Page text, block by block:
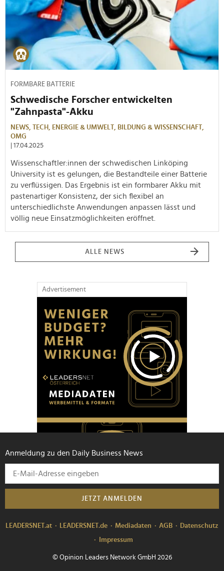
FORMBARE BATTERIE
Schwedische Forscher entwickelten
"Zahnpasta"-Akku
NEWS, TECH, ENERGIE & UMWELT,
BILDUNG & WISSENSCHAFT,
OMG
| 17.04.2025
Wissenschaftler:innen der schwedischen Linköping
University ist es gelungen, die Bestandteile einer Batterie
zu verflüssigen. Das Ergebnis ist ein formbarer Akku mit
pastenartiger Konsistenz, der sich flexibel an
unterschiedlichste Anwendungen anpassen lässt und
völlig neue Einsatzmöglichkeiten eröffnet.
ALLE NEWS
Advertisement
Anmeldung zu den Daily Business News
JETZT ANMELDEN
LEADERSNET.at LEADERSNET.de Mediadaten AGB
Datenschutz
Impressum
© Opinion Leaders Network GmbH 2026